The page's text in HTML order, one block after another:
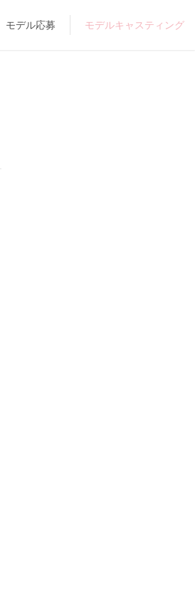
モデル応募 モデルキャスティング